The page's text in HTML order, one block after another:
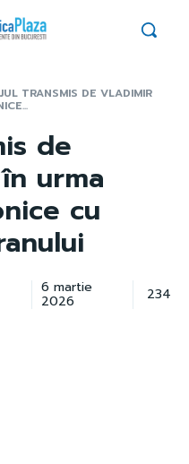
TRANSMIS DE VLADIMIR
de
urma
cu
6 martie
2026 234